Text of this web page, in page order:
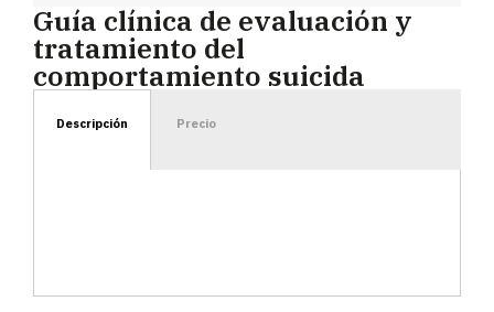
Guía clínica de evaluación y
tratamiento del
comportamiento suicida
Descripción Precio